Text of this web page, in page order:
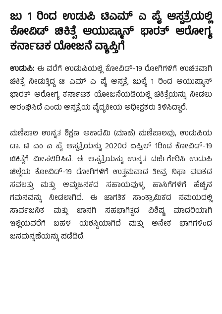
ಜು 1 ರಿಂದ ಉಡುಪಿ ಟಿಎಮ್ ಎ ಪೈ ಆಸ್ಪತ್ರೆಯಲ್ಲಿ
ಕೋವಿಡ್ ಚಿಕಿತ್ಸೆ ಆಯುಷ್ಮಾನ್ ಭಾರತ್ ಆರೋಗ್ಯ
ಕರ್ನಾಟಕ ಯೋಜನೆ ವ್ಯಾಪ್ತಿಗೆ
ಉಡುಪಿ: ಈ ವರೆಗೆ ಉಡುಪಿಯಲ್ಲಿ ಕೋವಿಡ್-19 ರೋಗಿಗಳಿಗೆ ಉಚಿತವಾಗಿ
ಚಿಕಿತ್ಸೆ ನೀಡುತ್ತಿದ್ದ ಟಿ ಎಮ್ ಎ ಪೈ ಆಸ್ಪತ್ರೆ ಜುಲೈ 1 ರಿಂದ ಆಯುಷ್ಮಾನ್
ಭಾರತ್ ಆರೋಗ್ಯ ಕರ್ನಾಟಕ ಯೋಜನೆಯಡಿಯಲ್ಲಿ ಚಿಕಿತ್ಸೆಯನ್ನು ನೀಡಲು
ಆರಂಭಿಸಿದೆ ಎಂದು ಆಸ್ಪತ್ರೆಯ ವೈದ್ಯಕೀಯ ಅಧೀಕ್ಷಕರು ತಿಳಿಸಿದ್ದಾರೆ.
ಮಣಿಪಾಲ ಉನ್ನತ ಶಿಕ್ಷಣ ಅಕಾಡೆಮಿ (ಮಾಹೆ) ಮಣಿಪಾಲವು, ಉಡುಪಿಯ
ಡಾ. ಟಿ ಎಂ ಎ ಪೈ ಆಸ್ಪತ್ರೆಯನ್ನು 2020ರ ಏಪ್ರಿಲ್ 1ರಿಂದ ಕೋವಿಡ್-19
ಚಿಕಿತ್ಸೆಗೆ ಮೀಸಲಿರಿಸಿದೆ. ಈ ಆಸ್ಪತ್ರೆಯನ್ನು ಉನ್ನತ ದರ್ಜೆಗೇರಿಸಿ ಉಡುಪಿ
ಜಿಲ್ಲೆಯ ಕೋವಿಡ್-19 ರೋಗಿಗಳಿಗೆ ಉತ್ತಮವಾದ ತೀವ್ರ ನಿಘಾ ಘಟಕದ
ಸವಲತ್ತು ಮತ್ತು ಆಮ್ಲಜನಕದ ಸಹಾಯವುಳ್ಳ ಹಾಸಿಗೆಗಳಿಗೆ ಹೆಚ್ಚಿನ
ಗಮನವನ್ನು ನೀಡಲಾಗಿದೆ. ಈ ಜಾಗತಿಕ ಸಾಂಕ್ರಾಮಿಕದ ಸಮಯದಲ್ಲಿ
ಸಾರ್ವಜನಿಕ ಮತ್ತು ಖಾಸಗಿ ಸಹಭಾಗಿತ್ವದ ವಿಶಿಷ್ಟ ಮಾದರಿಯಾಗಿ
ಇಲ್ಲಿಯವರೆಗೆ ಬಹಳ ಯಶಸ್ವಿಯಾಗಿದೆ ಮತ್ತು ಅನೇಕ ಭಾಗಗಳಿಂದ
ಜನಮನ್ನಣೆಯನ್ನು ಪಡೆದಿದೆ.